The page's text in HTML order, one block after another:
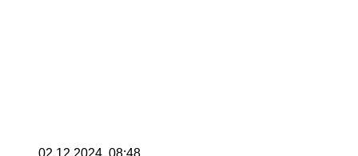
02.12.2024, 08:48